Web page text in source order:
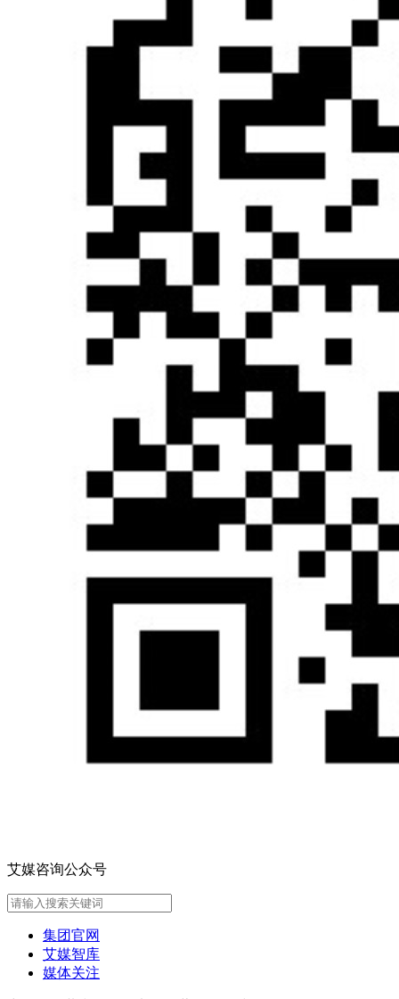
艾媒咨询公众号
集团官网
艾媒智库
媒体关注